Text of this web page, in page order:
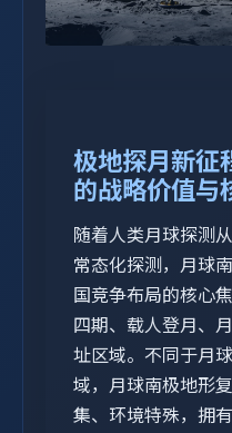
极地探月新征
的战略价值与
随着人类月球探测
常态化探测，月球
国竞争布局的核心
四期、载人登月、
址区域。不同于月
域，月球南极地形
集、环境特殊，拥